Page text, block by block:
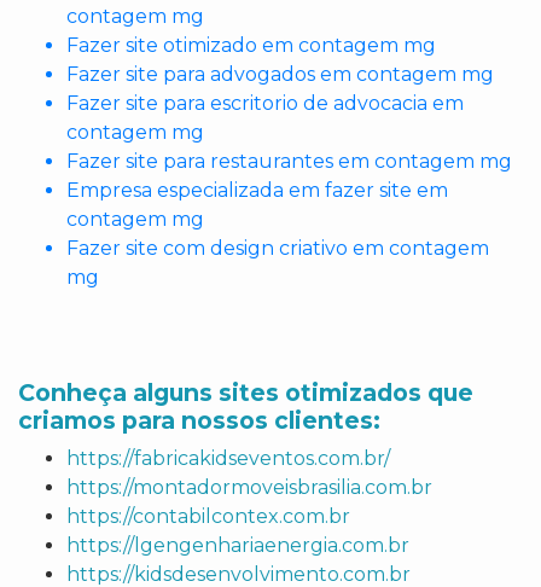
contagem mg
Fazer site otimizado em contagem mg
Fazer site para advogados em contagem mg
Fazer site para escritorio de advocacia em
contagem mg
Fazer site para restaurantes em contagem mg
Empresa especializada em fazer site em
contagem mg
Fazer site com design criativo em contagem
mg
Conheça alguns sites otimizados que
criamos para nossos clientes:
https://fabricakidseventos.com.br/
https://montadormoveisbrasilia.com.br
https://contabilcontex.com.br
https://lgengenhariaenergia.com.br
https://kidsdesenvolvimento.com.br